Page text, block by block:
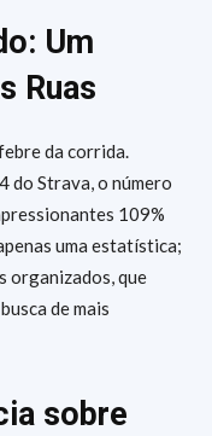
Um
Ruas
da corrida.
do Strava, o número
109%
uma estatística;
organizados, que
de mais
sobre